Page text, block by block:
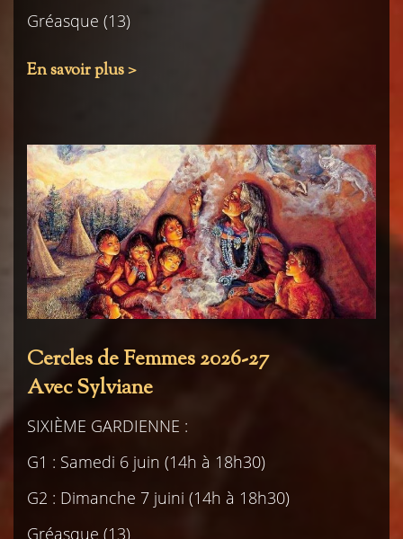
Gréasque (13)
En savoir plus >
Cercles de Femmes 2026-27
Avec Sylviane
SIXIÈME GARDIENNE :
G1 : Samedi 6 juin (14h à 18h30)
G2 : Dimanche 7 juini (14h à 18h30)
Gréasque (13)